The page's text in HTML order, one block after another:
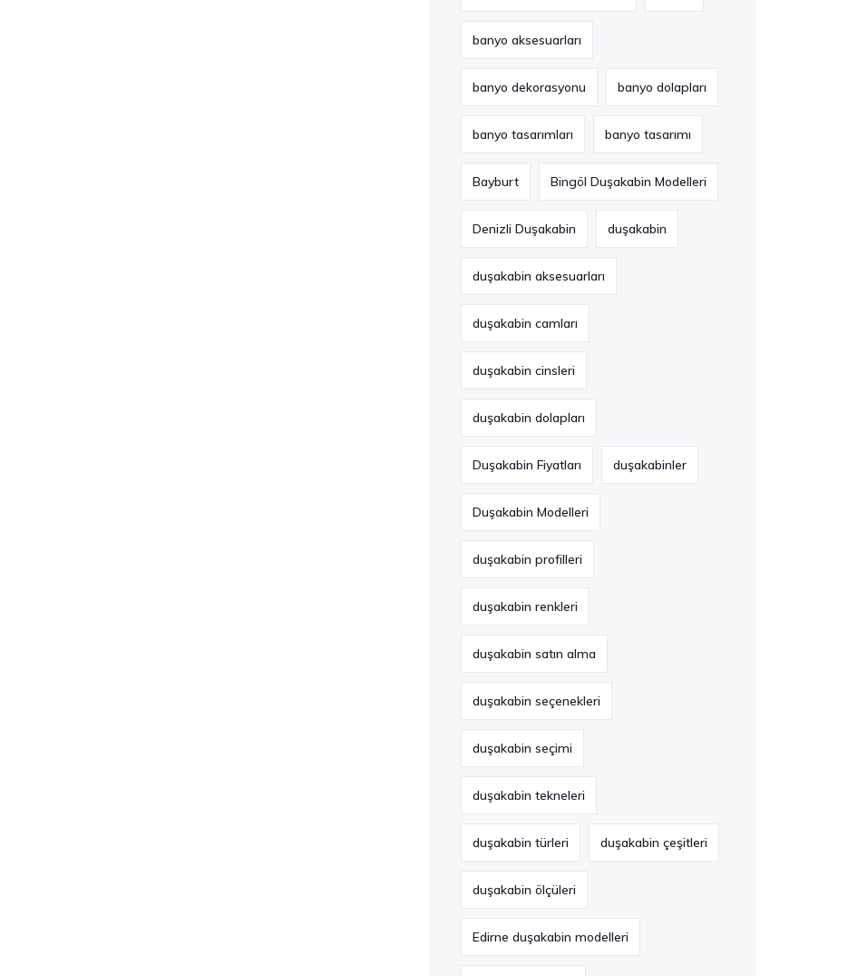
banyo aksesuarları
banyo dekorasyonu banyo dolapları
banyo tasarımları banyo tasarımı
Bayburt Bingöl Duşakabin Modelleri
Denizli Duşakabin duşakabin
duşakabin aksesuarları
duşakabin camları
duşakabin cinsleri
duşakabin dolapları
Duşakabin Fiyatları duşakabinler
Duşakabin Modelleri
duşakabin profilleri
duşakabin renkleri
duşakabin satın alma
duşakabin seçenekleri
duşakabin seçimi
duşakabin tekneleri
duşakabin türleri duşakabin çeşitleri
duşakabin ölçüleri
Edirne duşakabin modelleri